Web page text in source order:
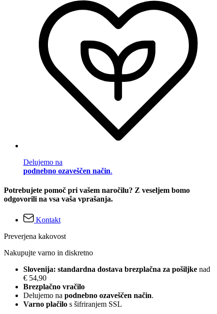
Delujemo na
podnebno ozaveščen način.
Potrebujete pomoč pri vašem naročilu? Z veseljem bomo
odgovorili na vsa vaša vprašanja.
Kontakt
Preverjena kakovost
Nakupujte varno in diskretno
Slovenija: standardna dostava brezplačna za pošiljke nad
€ 54,90
Brezplačno vračilo
Delujemo na podnebno ozaveščen način.
Varno plačilo s šifriranjem SSL